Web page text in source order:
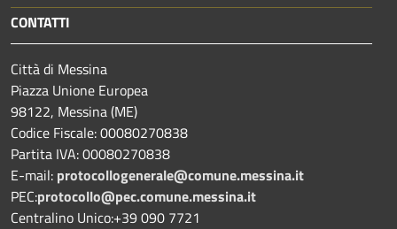
CONTATTI
Città di Messina
Piazza Unione Europea
98122, Messina (ME)
Codice Fiscale: 00080270838
Partita IVA: 00080270838
E-mail: protocollogenerale@comune.messina.it
PEC:protocollo@pec.comune.messina.it
Centralino Unico:+39 090 7721